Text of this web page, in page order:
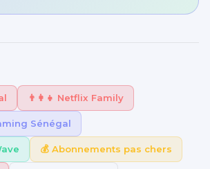
👨‍👩‍👧 Netflix Family
Sénégal
💰 Abonnements pas chers